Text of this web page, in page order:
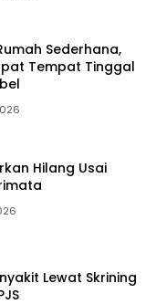
Fakta.Sederhana,
Tempat Tinggal
Hilang Usai
Lewat Skrining